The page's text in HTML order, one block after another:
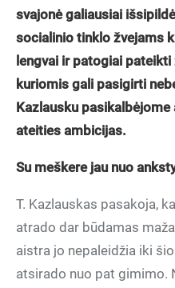
svajonė galiausiai
socialinio tinklo žvejams
lengvai ir patogiai
kuriomis gali pasigirti
Kazlausku
ateities ambicijas.
Su meškere jau nuo
T. Kazlauskas pasakoja,
atrado dar būdamas
aistra jo nepaleidžia iki
atsirado nuo pat gimimo.